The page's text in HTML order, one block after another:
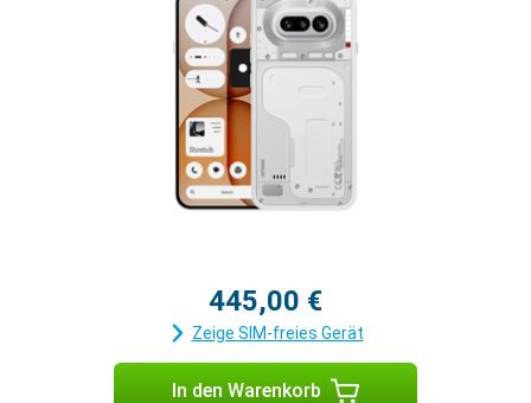
445,00 €
Zeige SIM-freies Gerät
In den Warenkorb